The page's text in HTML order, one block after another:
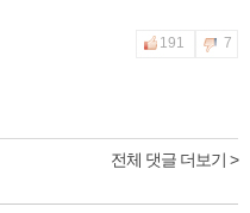
191 7
전체 댓글 더보기 >